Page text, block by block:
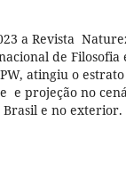
a Revista
de Filosofia
atingiu o
e projeção no
e no exterior.